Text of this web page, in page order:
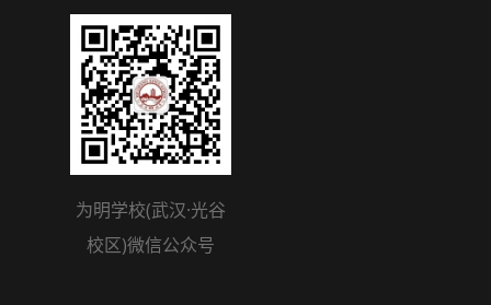
为明学校(武汉·光谷
校区)微信公众号